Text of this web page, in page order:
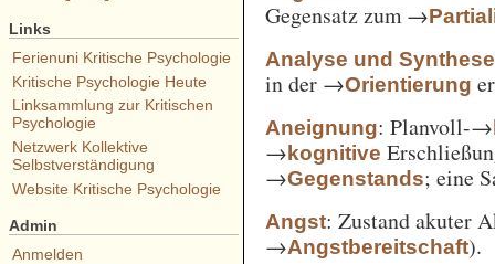
Gegensatz zum →
Analyse und Synthese
in der →Orientierung
Aneignung: Planvoll-→
→kognitive
→Gegenstands; eine
Angst: Zustand akuter
→Angstbereitschaft).
Links
Ferienuni Kritische Psychologie
Kritische Psychologie Heute
Linksammlung zur Kritischen
Psychologie
Netzwerk Kollektive
Selbstverständigung
Website Kritische Psychologie
Admin
Anmelden